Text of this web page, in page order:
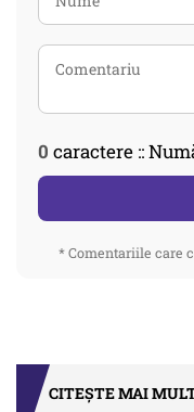
0 caractere ::
* Comentariile care
CITEȘTE MAI